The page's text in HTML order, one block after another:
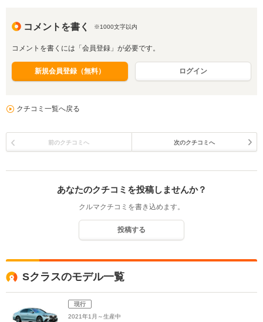
コメントを書く ※1000文字以内
コメントを書くには「会員登録」が必要です。
新規会員登録（無料） ログイン
クチコミ一覧へ戻る
前のクチコミへ 次のクチコミへ
あなたのクチコミを投稿しませんか？
クルマクチコミを書き込めます。
投稿する
Sクラスのモデル一覧
現行
2021年1月～生産中